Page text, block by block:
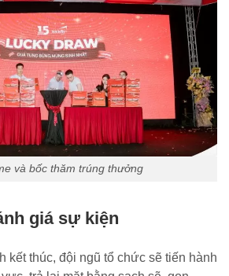
và bốc thăm trúng thưởng
giá sự kiện
kết thúc, đội ngũ tổ chức sẽ tiến hành